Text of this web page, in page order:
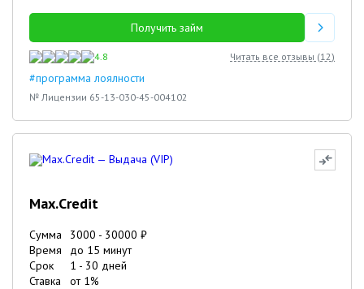
Получить займ
4.8 Читать все отзывы (12)
#программа лоялности
№ Лицензии 65-13-030-45-004102
Max.Credit
Сумма 3000 - 30000 ₽
Время
до 15 минут
Срок
1 - 30 дней
Ставка
от 1%